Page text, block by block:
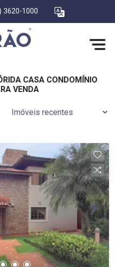
3620-1000
CASA CONDOMÍNIO
VENDA